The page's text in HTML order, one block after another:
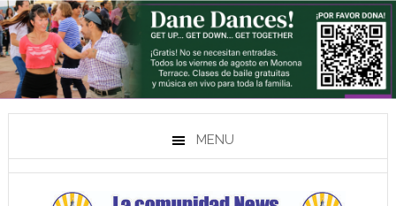
MENU